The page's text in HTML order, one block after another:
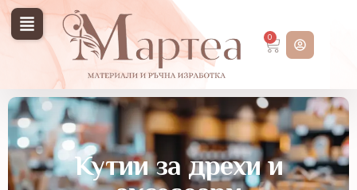
0
Кутии за дрехи и